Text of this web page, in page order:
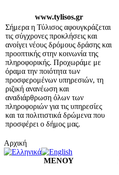
www.tylisos.gr
Σήμερα η Τύλισος αφουγκράζεται
τις σύγχρονες προκλήσεις και
ανοίγει νέους δρόμους δράσης και
προοπτικής στην κοινωνία της
πληροφορικής. Προχωράμε με
όραμα την ποιότητα των
προσφερομένων υπηρεσιών, τη
ριζική ανανέωση και
αναδιάρθρωση όλων των
πληροφοριών για τις υπηρεσίες
και τα πολιτιστικά δρώμενα που
προσφέρει ο δήμος μας.
Αρχική
ΜΕΝΟΥ